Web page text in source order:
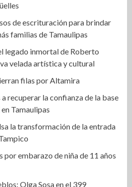
de escrituración para brindar
familias de Tamaulipas
legado inmortal de Roberto
velada artística y cultural
filas por Altamira
recuperar la confianza de la base
Tamaulipas
la transformación de la entrada
embarazo de niña de 11 años
Olga Sosa en el 399